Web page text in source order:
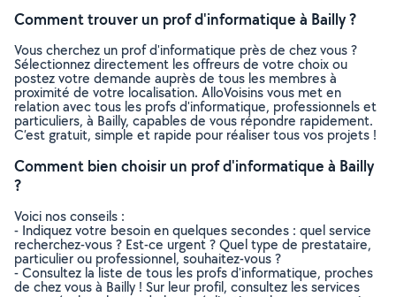
Comment trouver un prof d'informatique à Bailly ?
Vous cherchez un prof d'informatique près de chez vous ?
Sélectionnez directement les offreurs de votre choix ou
postez votre demande auprès de tous les membres à
proximité de votre localisation. AlloVoisins vous met en
relation avec tous les profs d'informatique, professionnels et
particuliers, à Bailly, capables de vous répondre rapidement.
C’est gratuit, simple et rapide pour réaliser tous vos projets !
Comment bien choisir un prof d'informatique à Bailly
?
Voici nos conseils :
- Indiquez votre besoin en quelques secondes : quel service
recherchez-vous ? Est-ce urgent ? Quel type de prestataire,
particulier ou professionnel, souhaitez-vous ?
- Consultez la liste de tous les profs d'informatique, proches
de chez vous à Bailly ! Sur leur profil, consultez les services